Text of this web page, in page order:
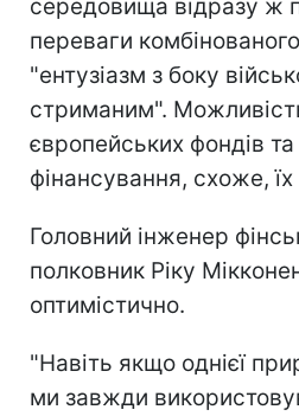
середовища відразу ж
переваги
"ентузіазм з боку
стриманим".
європейських фондів
фінансування, схоже, їх
Головний інженер
полковник Ріку
оптимістично.
"Навіть якщо однієї
ми завжди